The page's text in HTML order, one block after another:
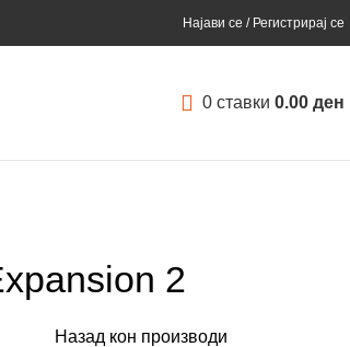
Најави се / Регистрирај се
0 ставки 0.00 ден
2
Назад кон производи